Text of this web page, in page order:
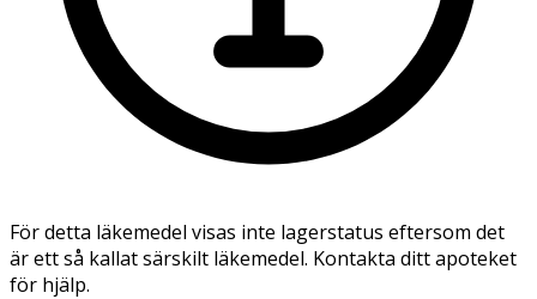
För detta läkemedel visas inte lagerstatus eftersom det
är ett så kallat särskilt läkemedel. Kontakta ditt apoteket
för hjälp.